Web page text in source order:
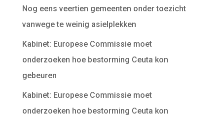
Nog eens veertien gemeenten onder toezicht
vanwege te weinig asielplekken
Kabinet: Europese Commissie moet
onderzoeken hoe bestorming Ceuta kon
gebeuren
Kabinet: Europese Commissie moet
onderzoeken hoe bestorming Ceuta kon